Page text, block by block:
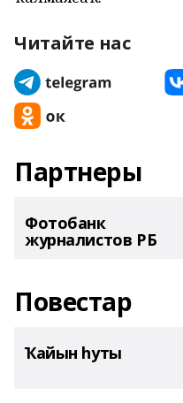
Читайте нас
Партнеры
Фотобанк
журналистов РБ
Повестар
Ҡайын һуты